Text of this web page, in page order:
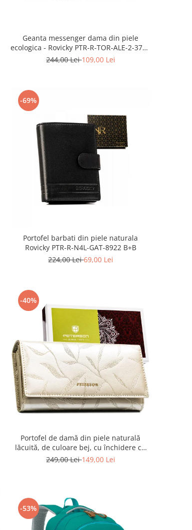
Geanta messenger dama din piele
ecologica - Rovicky PTR-R-TOR-ALE-2-3776
SIL
244,00 Lei109,00 Lei
-69%
Portofel barbati din piele naturala
Rovicky PTR-R-N4L-GAT-8922 B+B
224,00 Lei69,00 Lei
-40%
Portofel de damă din piele naturală
lăcuită, de culoare bej, cu închidere cu
capsă - Peterson
249,00 Lei149,00 Lei
-53%